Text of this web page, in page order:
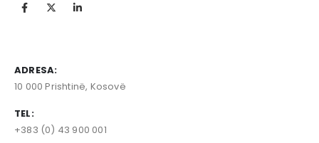
ADRESA:
10 000 Prishtinë, Kosovë
TEL:
+383 (0) 43 900 001